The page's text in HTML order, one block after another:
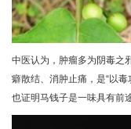
中医认为，肿瘤多为阴毒之
癖散结、消肿止痛，是“以
也证明马钱子是一味具有前